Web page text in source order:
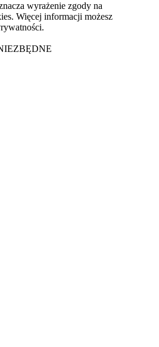
wyrażenie zgody na
Więcej informacji możesz